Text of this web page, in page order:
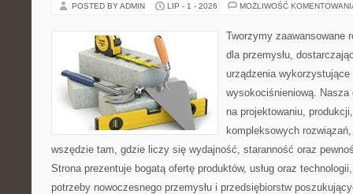
POSTED BY ADMIN LIP - 1 - 2026 MOŻLIWOŚĆ
Tworzymy zaawansowane
dla przemysłu,
urządzenia wykorzystujące
wysokociśnieniową. Nasza
na projektowaniu,
kompleksowych
wszędzie tam, gdzie liczy się wydajność, staranność oraz
Strona prezentuje bogatą ofertę produktów, usług oraz
potrzeby nowoczesnego przemysłu i przedsiębiorstw